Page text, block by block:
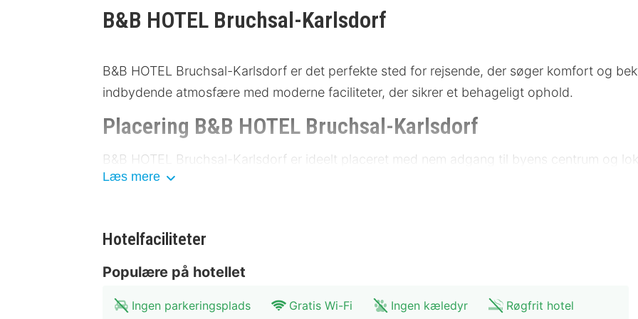
B&B HOTEL Bruchsal-Karlsdorf
B&B HOTEL Bruchsal-Karlsdorf er det perfekte sted for rejsende, der søger komfort og
indbydende atmosfære med moderne faciliteter, der sikrer et behageligt ophold.
Placering B&B HOTEL Bruchsal-Karlsdorf
B&B HOTEL Bruchsal-Karlsdorf er ideelt placeret med nem adgang til byens centrum og
kun få kilometer fra Bruchsals historiske centrum, hvilket gør det til et perfekt
Bruchsal Slot: 500 meter
Bruchsaler Marktplatz: 1 km
Bruchsaler Zoo: 2 km
Læs mere
Hotelfaciliteter
Populære på hotellet
Ingen parkeringsplads Gratis Wi-Fi Ingen kæledyr Røgfrit hotel